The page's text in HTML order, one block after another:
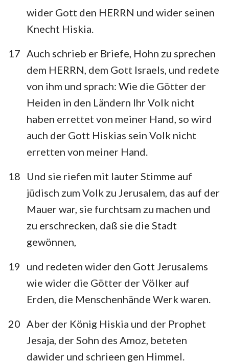
1 2 3 4 5 6
7
8
9 10 11 12 13
14
22
23 24 25 26 27
29
30 31 32 33 34
35
wider Gott den HERRN und wider seinen
Knecht Hiskia.
17 Auch schrieb er Briefe, Hohn zu sprechen
dem HERRN, dem Gott Israels, und redete
von ihm und sprach: Wie die Götter der
Heiden in den Ländern Ihr Volk nicht
haben errettet von meiner Hand, so wird
auch der Gott Hiskias sein Volk nicht
erretten von meiner Hand.
18
Und sie riefen mit lauter Stimme auf
jüdisch zum Volk zu Jerusalem, das auf der
Mauer war, sie furchtsam zu machen und
zu erschrecken, daß sie die Stadt
gewönnen,
19
und redeten wider den Gott Jerusalems
wie wider die Götter der Völker auf
Erden, die Menschenhände Werk waren.
20 Aber der König Hiskia und der Prophet
Jesaja, der Sohn des Amoz, beteten
dawider und schrieen gen Himmel.